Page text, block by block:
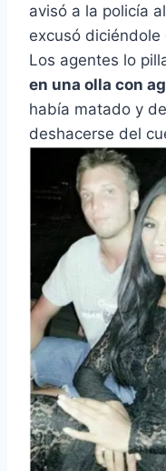
avisó a la policía
excusó
Los agentes lo
en una olla con
había matado y
deshacerse del